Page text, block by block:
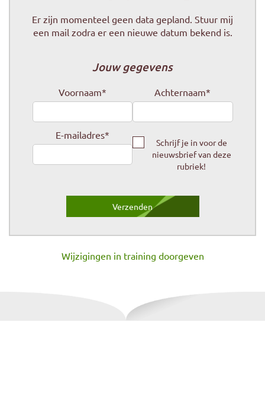
Er zijn momenteel geen data gepland. Stuur mij
een mail zodra er een nieuwe datum bekend is.
Jouw gegevens
Voornaam* Achternaam*
E-mailadres*
Schrijf je in voor de
nieuwsbrief van deze
rubriek!
Wijzigingen in training doorgeven